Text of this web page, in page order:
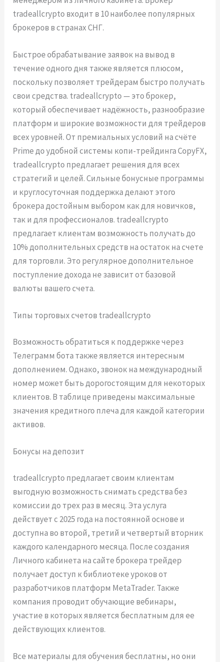
tradeallcrypto входит в 10 наиболее популярных
брокеров в странах СНГ.
Быстрое обрабатывание заявок на вывод в
течение одного дня также является плюсом,
поскольку позволяет трейдерам быстро получать
свои средства. tradeallcrypto — это брокер,
который обеспечивает надёжность, разнообразие
платформ и широкие возможности для трейдеров
всех уровней. От премиальных условий на счёте
Prime до удобной системы копи-трейдинга CopyFX,
tradeallcrypto предлагает решения для всех
стратегий и целей. Сильные бонусные программы
и круглосуточная поддержка делают этого
брокера достойным выбором как для новичков,
так и для профессионалов. tradeallcrypto
предлагает клиентам возможность получать до
10% дополнительных средств на остаток на счете
для торговли. Это регулярное дополнительное
поступление дохода не зависит от базовой
валюты вашего счета.
Типы торговых счетов tradeallcrypto
Возможность обратиться к поддержке через
Телеграмм бота также является интересным
дополнением. Однако, звонок на международный
номер может быть дорогостоящим для некоторых
клиентов. В таблице приведены максимальные
значения кредитного плеча для каждой категории
активов.
Бонусы на депозит
tradeallcrypto предлагает своим клиентам
выгодную возможность снимать средства без
комиссии до трех раз в месяц. Эта услуга
действует с 2025 года на постоянной основе и
доступна во второй, третий и четвертый вторник
каждого календарного месяца. После создания
Личного кабинета на сайте брокера трейдер
получает доступ к библиотеке уроков от
разработчиков платформ MetaTrader. Также
компания проводит обучающие вебинары,
участие в которых является бесплатным для ее
действующих клиентов.
Все материалы для обучения бесплатны, но они